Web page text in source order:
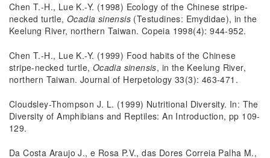
Chen T.-H., Lue K.-Y. (1998) Ecology of the Chinese stripe-
necked turtle,Ocadia sinensis (Testudines: Emydidae), in the
Keelung River, northern Taiwan. Copeia 1998(4): 944-952.
Chen T.-H., Lue K.-Y. (1999) Food habits of the Chinese
stripe-necked turtle, Ocadia sinensis, in the Keelung River,
northern Taiwan. Journal of Herpetology 33(3): 463-471.
Cloudsley-Thompson J. L. (1999) Nutritional Diversity. In: The
Diversity of Amphibians and Reptiles: An Introduction, pp 109-
129.
Da Costa Araujo J., e Rosa P.V., das Dores Correia Palha M.,